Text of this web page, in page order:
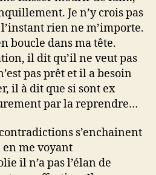
Je n’y crois pas
rien ne m’importe.
boucle dans ma tête.
il dit qu’il ne veut pas
pas prêt et il a besoin
il à dit que si sont ex
par la reprendre…
s’enchainent
en me voyant
il n’a pas l’élan de